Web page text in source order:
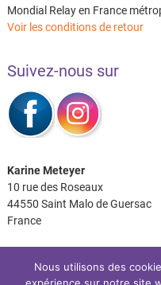
Mondial Relay en France
Voir les conditions de retour
Suivez-nous sur
Karine Meteyer
10 rue des Roseaux
44550 Saint Malo de Guersac
France
Nous utilisons des